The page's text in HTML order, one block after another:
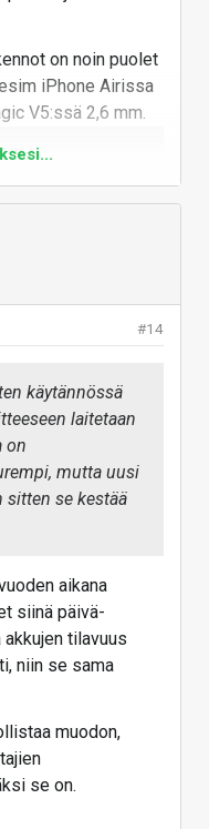
on noin puolet
iPhone Airissa
V5:ssä 2,6 mm.
ihan
akulta.
S26 Ultra on
akku.
että 5mm
varmasti juurikin
tavanomaisen
noihin raportin
sekä
nykyisellään akut
kuin 2-3vuotta.
Akusta oli
hävinnyt 30%
Lähipiirissä
akut
juuri tuossa 3-4
tuon
#14
käytännössä
laitetaan
on
mutta uusi
se kestää
aikana
siinä päivä-
tilavuus
niin se sama
muodon,
se on.